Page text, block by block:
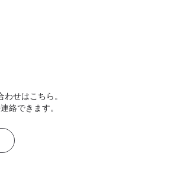
せはこちら。
絡できます。